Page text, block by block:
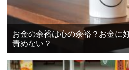
お金の余裕は心の余裕？お金に
責めない？